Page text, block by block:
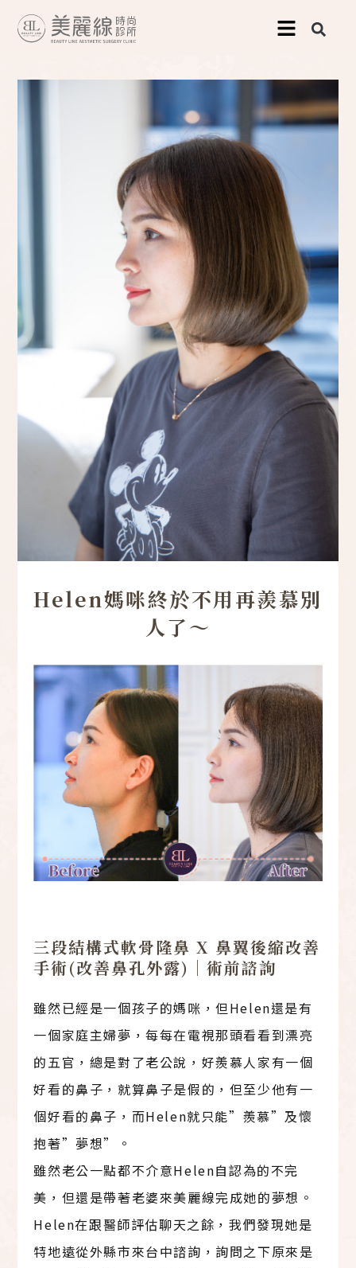
Helen媽咪終於不用再羨慕別
人了～
三段結構式軟骨隆鼻 X 鼻翼後縮改善
手術(改善鼻孔外露)｜術前諮詢
雖然已經是一個孩子的媽咪，但Helen還是有
一個家庭主婦夢，每每在電視那頭看看到漂亮
的五官，總是對了老公說，好羨慕人家有一個
好看的鼻子，就算鼻子是假的，但至少他有一
個好看的鼻子，而Helen就只能”羨慕”及懷
抱著”夢想”。
雖然老公一點都不介意Helen自認為的不完
美，但還是帶著老婆來美麗線完成她的夢想。
Helen在跟醫師評估聊天之餘，我們發現她是
特地遠從外縣市來台中諮詢，詢問之下原來是